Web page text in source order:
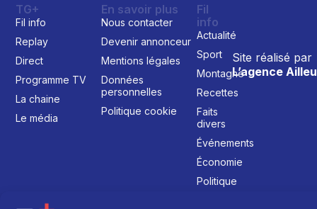
Site réalisé par
L’agence
TG+
Fil info
Replay
Direct
Programme TV
La chaine
Le média
En savoir plus
Nous contacter
Devenir annonceur
Mentions légales
Données
personnelles
Politique cookie
Fil
info
Actualité
Sport
Montagne
Recettes
Faits
divers
Événements
Économie
Politique